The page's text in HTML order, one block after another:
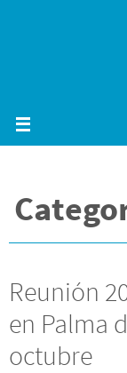
Reunión
en Palma
octubre